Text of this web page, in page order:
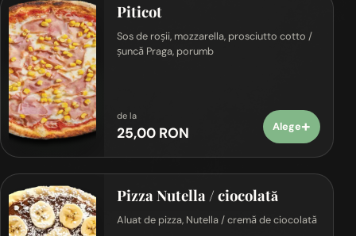
Piticot
Sos de roșii, mozzarella, prosciutto cotto /
șuncă Praga, porumb
de la
25,00 RON Alege+
Pizza Nutella / ciocolată
Aluat de pizza, Nutella / cremă de ciocolată